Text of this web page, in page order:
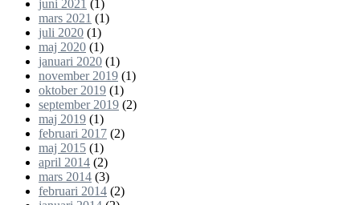
juni 2021 (1)
mars 2021 (1)
juli 2020 (1)
maj 2020 (1)
januari 2020 (1)
november 2019 (1)
oktober 2019 (1)
september 2019 (2)
maj 2019 (1)
februari 2017 (2)
maj 2015 (1)
april 2014 (2)
mars 2014 (3)
februari 2014 (2)